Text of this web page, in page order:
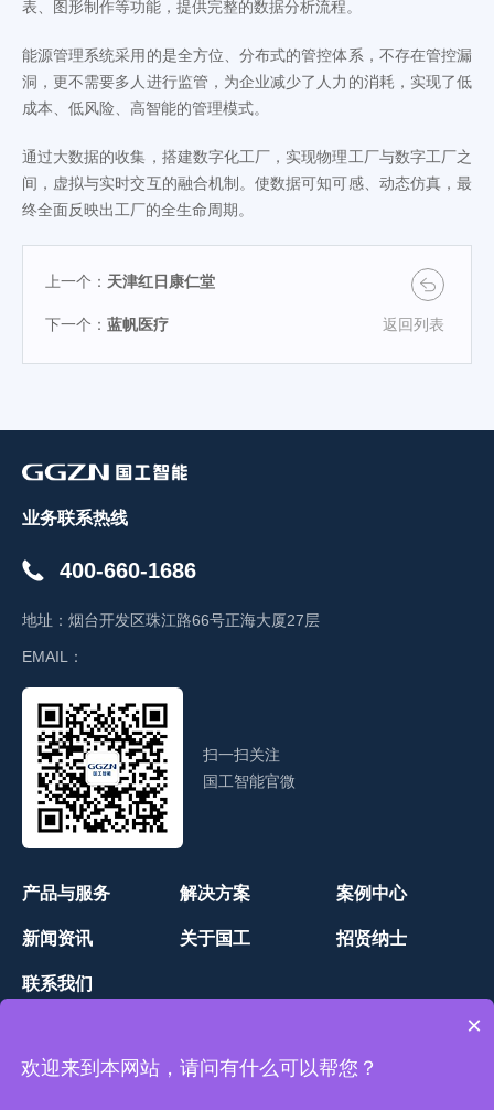
表、图形制作等功能，提供完整的数据分析流程。
能源管理系统采用的是全方位、分布式的管控体系，不存在管控漏
洞，更不需要多人进行监管，为企业减少了人力的消耗，实现了低
成本、低风险、高智能的管理模式。
通过大数据的收集，搭建数字化工厂，实现物理工厂与数字工厂之
间，虚拟与实时交互的融合机制。使数据可知可感、动态仿真，最
终全面反映出工厂的全生命周期。
上一个： 天津红日康仁堂
下一个： 蓝帆医疗 返回列表
业务联系热线
400-660-1686
地址： 烟台开发区珠江路66号正海大厦27层
EMAIL：
扫一扫关注
国工智能官微
产品与服务 解决方案 案例中心
新闻资讯 关于国工 招贤纳士
联系我们
网站地图-Copyright © 国工智能 版权所有鲁ICP备18026656-1
×
欢迎来到本网站，请问有什么可以帮您？